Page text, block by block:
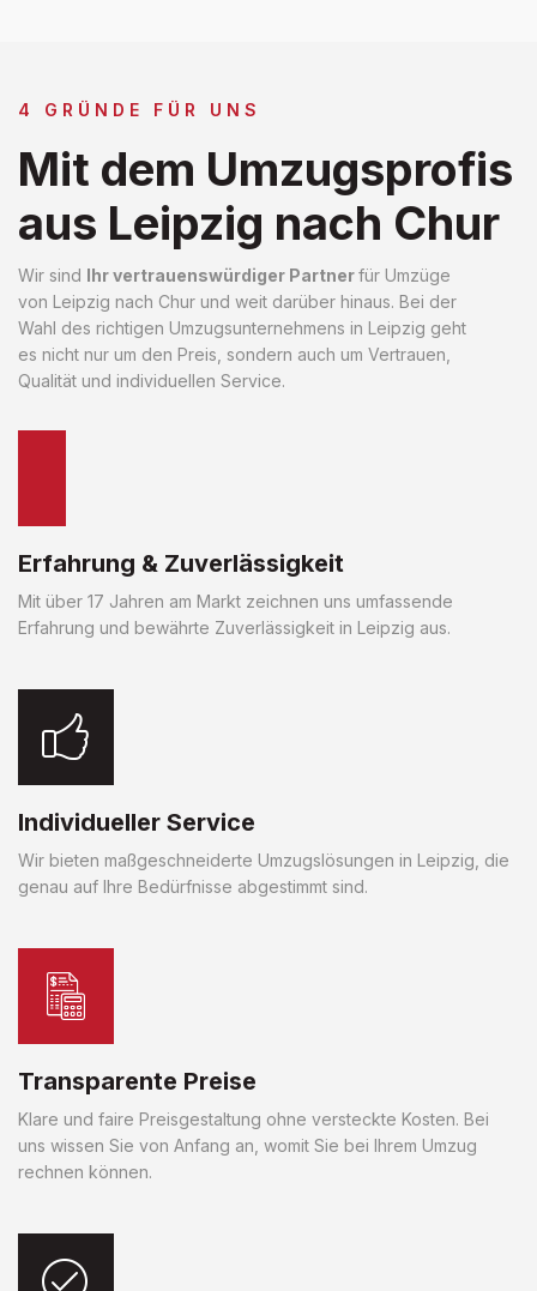
4 GRÜNDE FÜR UNS
Mit dem Umzugsprofis
aus Leipzig nach Chur
Wir sind Ihr vertrauenswürdiger Partnerfür Umzüge
von Leipzig nach Chur und weit darüber hinaus. Bei der
Wahl des richtigen Umzugsunternehmens in Leipzig geht
es nicht nur um den Preis, sondern auch um Vertrauen,
Qualität und individuellen Service.
Erfahrung & Zuverlässigkeit
Mit über 17 Jahren am Markt zeichnen uns umfassende
Erfahrung und bewährte Zuverlässigkeit in Leipzig aus.
Individueller Service
Wir bieten maßgeschneiderte Umzugslösungen in Leipzig, die
genau auf Ihre Bedürfnisse abgestimmt sind.
Transparente Preise
Klare und faire Preisgestaltung ohne versteckte Kosten. Bei
uns wissen Sie von Anfang an, womit Sie bei Ihrem Umzug
rechnen können.